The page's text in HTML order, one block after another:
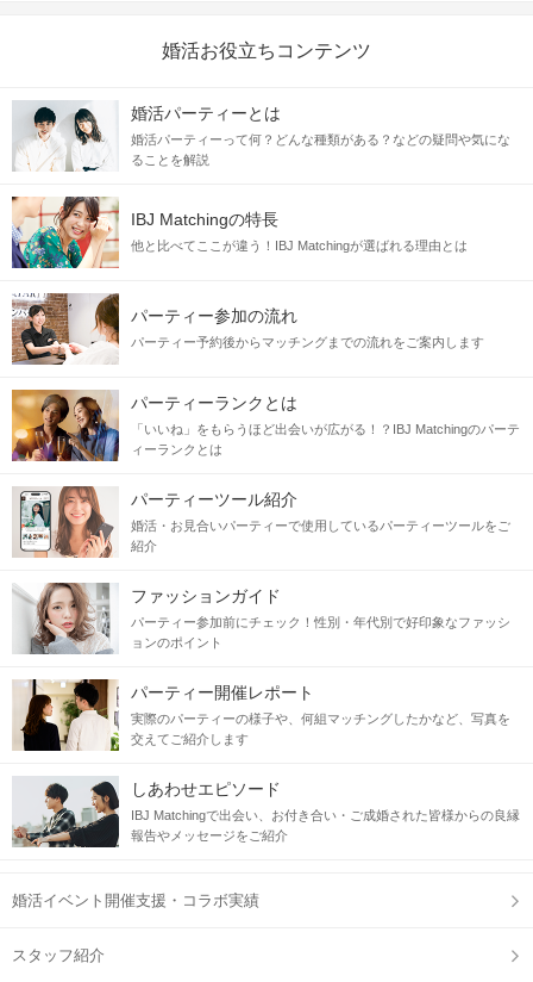
婚活お役立ちコンテンツ
婚活パーティーとは
婚活パーティーって何？どんな種類がある？などの疑問や気にな
ることを解説
IBJ Matchingの特長
他と比べてここが違う！IBJ Matchingが選ばれる理由とは
パーティー参加の流れ
パーティー予約後からマッチングまでの流れをご案内します
パーティーランクとは
「いいね」をもらうほど出会いが広がる！？IBJ Matchingのパーテ
ィーランクとは
パーティーツール紹介
婚活・お見合いパーティーで使用しているパーティーツールをご
紹介
ファッションガイド
パーティー参加前にチェック！性別・年代別で好印象なファッシ
ョンのポイント
パーティー開催レポート
実際のパーティーの様子や、何組マッチングしたかなど、写真を
交えてご紹介します
しあわせエピソード
IBJ Matchingで出会い、お付き合い・ご成婚された皆様からの良縁
報告やメッセージをご紹介
婚活イベント開催支援・コラボ実績
スタッフ紹介